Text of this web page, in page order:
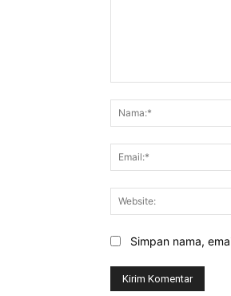
Simpan nama,